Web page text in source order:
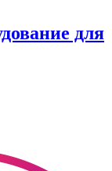
для